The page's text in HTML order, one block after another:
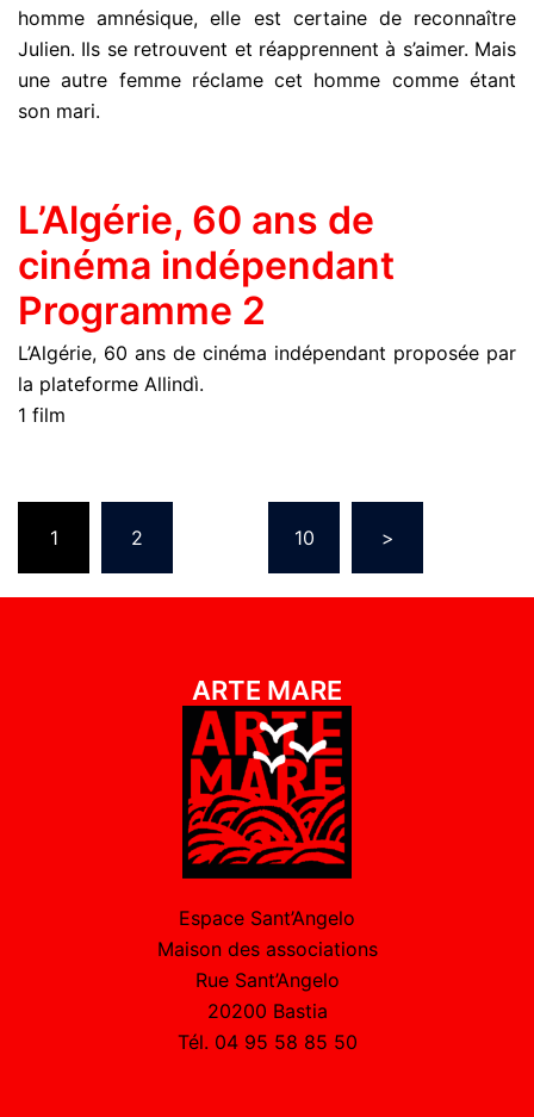
homme amnésique, elle est certaine de reconnaître
Julien. Ils se retrouvent et réapprennent à s’aimer. Mais
une autre femme réclame cet homme comme étant
son mari.
L’Algérie, 60 ans de
cinéma indépendant
Programme 2
L’Algérie, 60 ans de cinéma indépendant proposée par
la plateforme Allindì.
1 film
1 2 10 >
ARTE MARE
Espace Sant’Angelo
Maison des associations
Rue Sant’Angelo
20200 Bastia
Tél. 04 95 58 85 50